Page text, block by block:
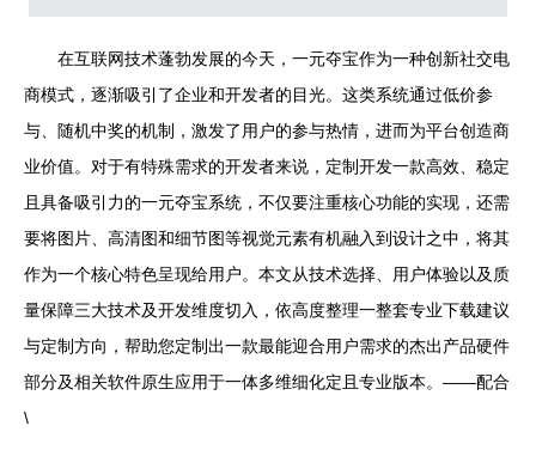
在互联网技术蓬勃发展的今天，一元夺宝作为一种创新社交电
商模式，逐渐吸引了企业和开发者的目光。这类系统通过低价参
与、随机中奖的机制，激发了用户的参与热情，进而为平台创造商
业价值。对于有特殊需求的开发者来说，定制开发一款高效、稳定
且具备吸引力的一元夺宝系统，不仅要注重核心功能的实现，还需
要将图片、高清图和细节图等视觉元素有机融入到设计之中，将其
作为一个核心特色呈现给用户。本文从技术选择、用户体验以及质
量保障三大技术及开发维度切入，依高度整理一整套专业下载建议
与定制方向，帮助您定制出一款最能迎合用户需求的杰出产品硬件
部分及相关软件原生应用于一体多维细化定且专业版本。——配合
\